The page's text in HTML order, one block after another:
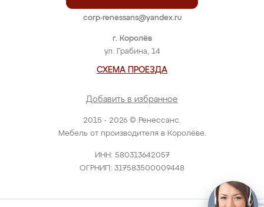
2015 - 2026 © Ренессанс.
Мебель от производителя в Королёве.
ИНН: 580313642057
ОГРНИП: 317583500009448
г. Королёв
ул. Грабина, 14
СХЕМА ПРОЕЗДА
Добавить в избранное
corp-renessans@yandex.ru